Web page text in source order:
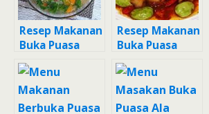
Resep Makanan
Buka Puasa
Rumahan
Resep Makanan
Buka Puasa
Sederhana